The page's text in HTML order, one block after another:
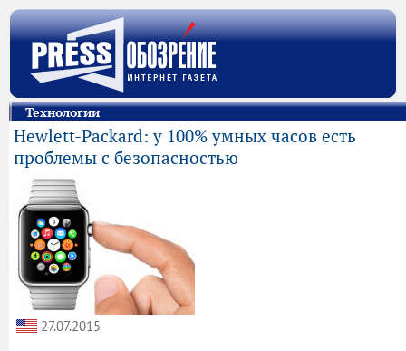
Технологии
Hewlett-Packard: у 100% умных часов есть
проблемы с безопасностью
27.07.2015